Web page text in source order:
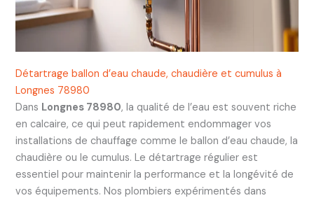
Détartrage ballon d’eau chaude, chaudière et cumulus à
Longnes 78980
Dans Longnes 78980, la qualité de l’eau est souvent riche
en calcaire, ce qui peut rapidement endommager vos
installations de chauffage comme le ballon d’eau chaude, la
chaudière ou le cumulus. Le détartrage régulier est
essentiel pour maintenir la performance et la longévité de
vos équipements. Nos plombiers expérimentés dans